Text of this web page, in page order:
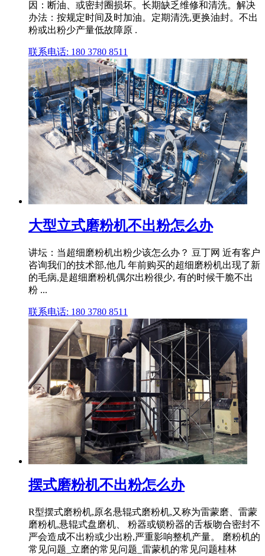
因：断油、或密封圈损坏。长期缺乏维修和清洗。解决
办法：按规定时间及时加油。定期清洗,更换油封。不出
粉或出粉少产量低故障原 .
联系电话: 180 3780 8511
大型立式磨粉机不出粉怎么办
讲坛：当超细磨粉机出粉少该怎么办？ 豆丁网 近有客户
咨询我们的技术部,他几 年前购买的超细磨粉机出现了新
的毛病,是超细磨粉机偶尔出粉很少, 有的时候干脆不出
粉 ...
联系电话: 180 3780 8511
摆式磨粉机不出粉怎么办
R型摆式磨粉机,原名悬辊式磨粉机,又称为雷蒙磨、雷蒙
磨粉机,悬辊式盘磨机、 粉器或锁粉器的舌板吻合密封不
严会造成不出粉或少出粉,严重影响整机产量。 磨粉机的
常见问题_立磨的常见问题_雷蒙机的常见问题桂林